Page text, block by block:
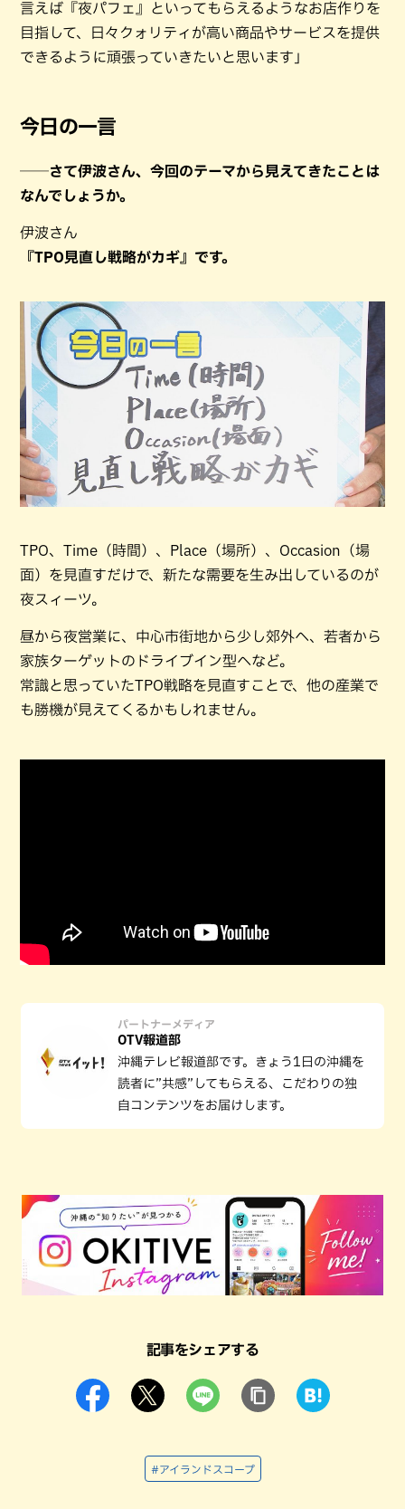
言えば『夜パフェ』といってもらえるようなお店作りを
目指して、日々クォリティが高い商品やサービスを提供
できるように頑張っていきたいと思います」
今日の一言
──さて伊波さん、今回のテーマから見えてきたことは
なんでしょうか。
伊波さん
『TPO見直し戦略がカギ』です。
TPO、Time（時間）、Place（場所）、Occasion（場
面）を見直すだけで、新たな需要を生み出しているのが
夜スィーツ。
昼から夜営業に、中心市街地から少し郊外へ、若者から
家族ターゲットのドライブイン型へなど。
常識と思っていたTPO戦略を見直すことで、他の産業で
も勝機が見えてくるかもしれません。
パートナーメディア
OTV報道部
沖縄テレビ報道部です。きょう1日の沖縄を
読者に”共感”してもらえる、こだわりの独
自コンテンツをお届けします。
記事をシェアする
#アイランドスコープ